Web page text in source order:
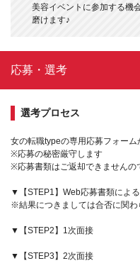
美容イベントに参加する機
磨けます♪
応募・選考
選考プロセス
女の転職typeの専用応募フォーム
※応募の秘密厳守します
※応募書類はご返却できませんの
▼【STEP1】Web応募書類によ
※結果につきましては合否に関
▼【STEP2】1次面接
▼【STEP3】2次面接